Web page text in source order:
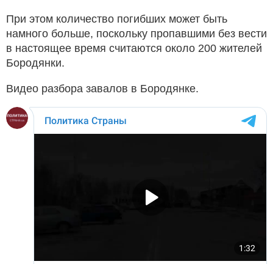
При этом количество погибших может быть
намного больше, поскольку пропавшими без вести
в настоящее время считаются около 200 жителей
Бородянки.
Видео разбора завалов в Бородянке.